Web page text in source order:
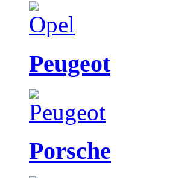
Peugeot
Porsche